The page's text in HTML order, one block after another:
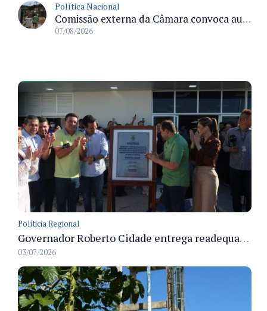
Política Nacional
Comissão externa da Câmara convoca audiência pública sobre chuvas na Zona da Mata de Minas Gerais e impactos em Juiz de Fora
07/08/2026
Políticia Regional
Governador Roberto Cidade entrega readequação do ambulatório da FCecon e amplia capacidade de atendimento oncológico em Manaus
03/07/2026